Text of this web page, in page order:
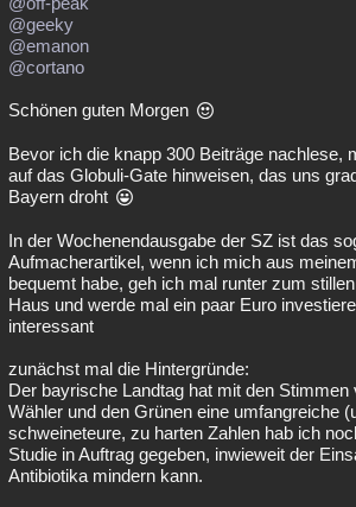
@geeky
@emanon
@cortano
Schönen guten Morgen
Bevor ich die knapp 300 Beiträge nachlese,
auf das Globuli-Gate hinweisen, das uns
Bayern droht
In der Wochenendausgabe der SZ ist das
Aufmacherartikel, wenn ich mich aus
bequemt habe, geh ich mal runter zum
Haus und werde mal ein paar Euro
interessant
zunächst mal die Hintergründe:
Der bayrische Landtag hat mit den Stimmen
Wähler und den Grünen eine umfangreiche
schweineteure, zu harten Zahlen hab ich
Studie in Auftrag gegeben, inwieweit der
Antibiotika mindern kann.